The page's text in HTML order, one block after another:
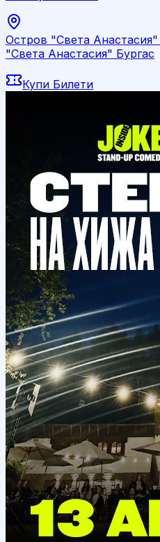
Остров "Света
"Света Анастасия" Бургас
Купи Билети